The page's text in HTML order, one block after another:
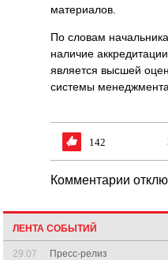
материалов.
По словам
наличие
является высшей
системы менеджмента
142
Комментарии
ЛЕНТА СОБЫТИЙ
29.07 Пресс-релиз